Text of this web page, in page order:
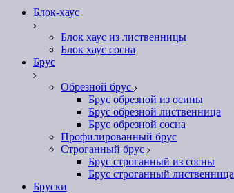
Блок-хаус
Блок хаус из лиственницы
Блок хаус сосна
Брус
Обрезной брус
Брус обрезной из осины
Брус обрезной лиственница
Брус обрезной сосна
Профилированный брус
Строганный брус
Брус строганный из сосны
Брус строганный лиственница
Бруски